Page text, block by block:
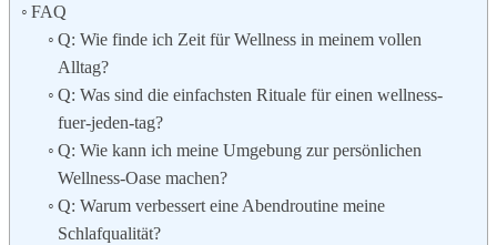
FAQ
Q: Wie finde ich Zeit für Wellness in meinem vollen
Alltag?
Q: Was sind die einfachsten Rituale für einen wellness-
fuer-jeden-tag?
Q: Wie kann ich meine Umgebung zur persönlichen
Wellness-Oase machen?
Q: Warum verbessert eine Abendroutine meine
Schlafqualität?